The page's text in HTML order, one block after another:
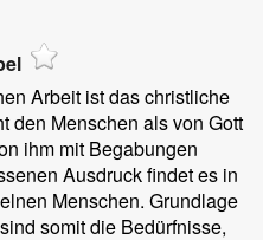
Arbeit ist das christliche
den Menschen als von Gott
ihm mit Begabungen
Ausdruck findet es in
Menschen. Grundlage
somit die Bedürfnisse,